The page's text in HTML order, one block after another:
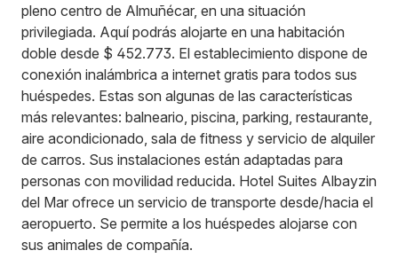
pleno centro de Almuñécar, en una situación
privilegiada. Aquí podrás alojarte en una habitación
doble desde $ 452.773. El establecimiento dispone de
conexión inalámbrica a internet gratis para todos sus
huéspedes. Estas son algunas de las características
más relevantes: balneario, piscina, parking, restaurante,
aire acondicionado, sala de fitness y servicio de alquiler
de carros. Sus instalaciones están adaptadas para
personas con movilidad reducida. Hotel Suites Albayzin
del Mar ofrece un servicio de transporte desde/hacia el
aeropuerto. Se permite a los huéspedes alojarse con
sus animales de compañía.